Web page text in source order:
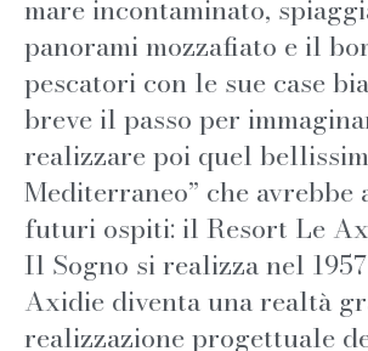
mare incontaminato,
panorami mozzafiato e il
pescatori con le sue case
breve il passo per
realizzare poi quel
Mediterraneo” che avrebbe
futuri ospiti: il Resort Le
Il Sogno si realizza nel
Axidie diventa una realtà
realizzazione progettuale